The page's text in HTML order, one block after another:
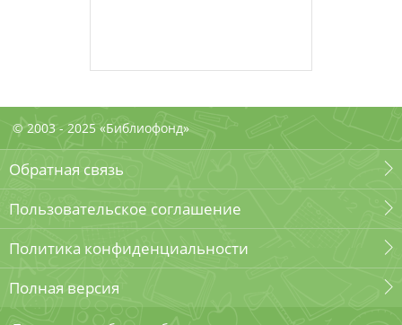
© 2003 - 2025 «Библиофонд»
Обратная связь
Пользовательское соглашение
Политика конфиденциальности
Полная версия